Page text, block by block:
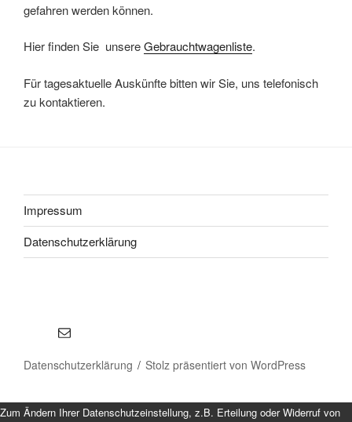
gefahren werden können.
Hier finden Sie unsereGebrauchtwagenliste.
Für tagesaktuelle Auskünfte bitten wir Sie, uns telefonisch
zu kontaktieren.
Impressum
Datenschutzerklärung
E-Mail
Datenschutzerklärung Stolz präsentiert von WordPress
Zum Ändern Ihrer Datenschutzeinstellung, z.B. Erteilung oder Widerruf von